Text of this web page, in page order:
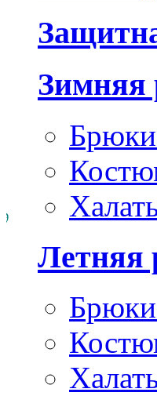
Зимняя
Летняя
Брюки